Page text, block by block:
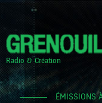
Radio & Création
ÉMISSIONS